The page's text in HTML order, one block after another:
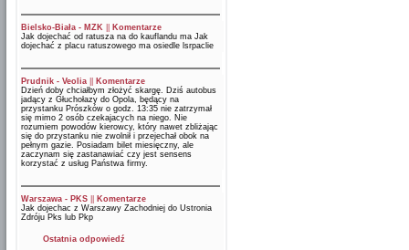
Bielsko-Biała - MZK
Komentarze
Jak dojechać od ratusza na do kauflandu ma Jak
dojechać z placu ratuszowego ma osiedle lsrpaclie
Prudnik - Veolia
Komentarze
Dzień doby chciałbym złożyć skargę. Dziś autobus
jadący z Głuchołazy do Opola, będący na
przystanku Prószków o godz. 13:35 nie zatrzymał
się mimo 2 osób czekajacych na niego. Nie
rozumiem powodów kierowcy, który nawet zbliżając
się do przystanku nie zwolnił i przejechał obok na
pełnym gazie. Posiadam bilet miesięczny, ale
zaczynam się zastanawiać czy jest sensens
korzystać z usług Państwa firmy.
Warszawa - PKS
Komentarze
Jak dojechac z Warszawy Zachodniej do Ustronia
Zdróju Pks lub Pkp
Ostatnia odpowiedź